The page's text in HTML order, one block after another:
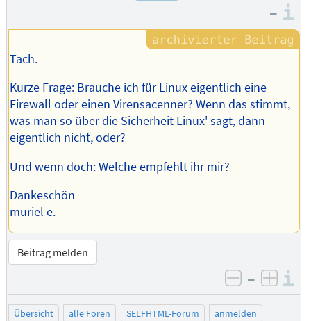
–
Tach.
Kurze Frage: Brauche ich für Linux eigentlich eine
Firewall oder einen Virensacenner? Wenn das stimmt,
was man so über die Sicherheit Linux' sagt, dann
eigentlich nicht, oder?
Und wenn doch: Welche empfehlt ihr mir?
Dankeschön
muriel e.
Beitrag melden
negativ
–
Übersicht alle Foren SELFHTML-Forum
anmelden